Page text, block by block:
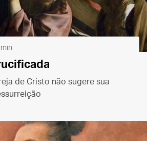
de Cristo não sugere sua